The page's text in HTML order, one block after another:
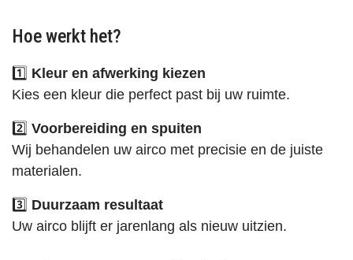
Hoe werkt het?
1️⃣ Kleur en afwerking kiezen
Kies een kleur die perfect past bij uw ruimte.
2️⃣ Voorbereiding en spuiten
Wij behandelen uw airco met precisie en de juiste
materialen.
3️⃣ Duurzaam resultaat
Uw airco blijft er jarenlang als nieuw uitzien.